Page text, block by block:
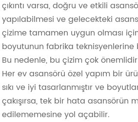
çıkıntı varsa, doğru ve etkili
yapılabilmesi ve gelecekteki
çizime tamamen uygun olması için,
boyutunun fabrika teknisyenlerine
Bu nedenle, bu çizim çok
Her ev asansörü özel yapım bir
sıkı ve iyi tasarlanmıştır ve
çakışırsa, tek bir hata asansörün
edilememesine yol açabilir.